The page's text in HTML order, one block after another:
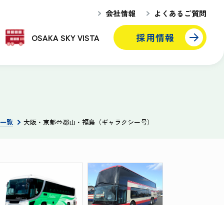
OSAKA SKY VISTA 採用情報
会社情報 よくあるご質問
覧 大阪・京都⇔郡山・福島（ギャラクシー号）